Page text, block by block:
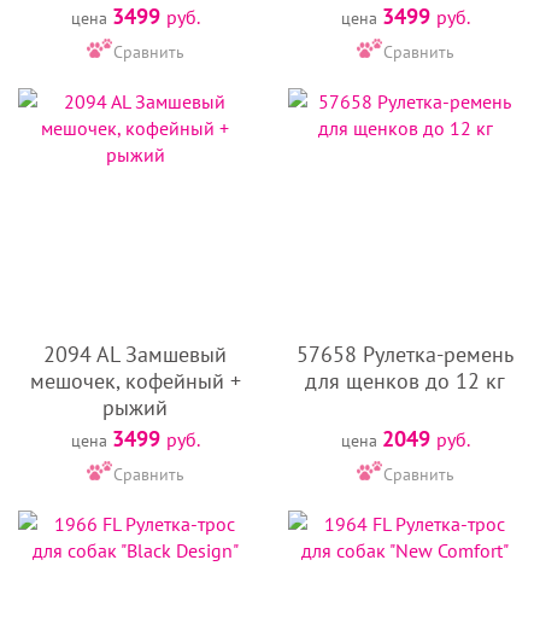
цена 3499 руб.
Сравнить
цена 3499 руб.
Сравнить
2094 AL Замшевый
мешочек, кофейный +
рыжий
цена 3499 руб.
Сравнить
57658 Рулетка-ремень
для щенков до 12 кг
цена 2049 руб.
Сравнить